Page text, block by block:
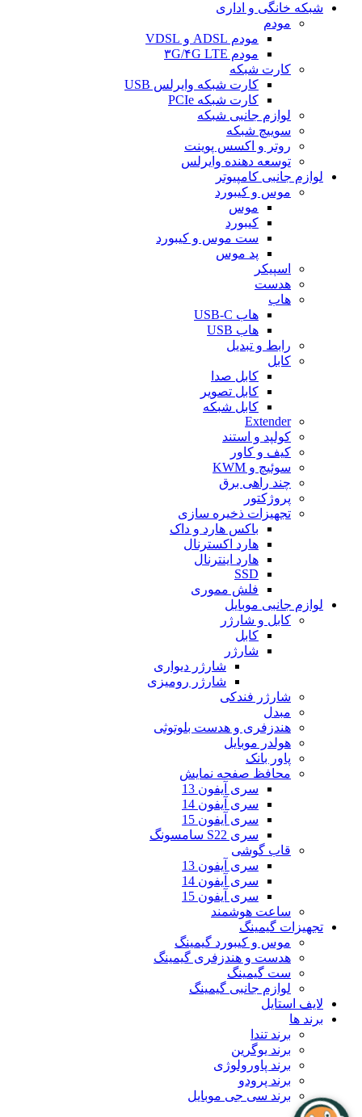
شبکه خانگی و اداری
مودم
مودم ADSL و VDSL
مودم ۳G/۴G LTE
کارت شبکه
کارت شبکه وایرلس USB
کارت شبکه PCIe
لوازم جانبی شبکه
سوییچ شبکه
روتر و اکسس پوینت
توسعه دهنده وایرلس
لوازم جانبی کامپیوتر
موس و کیبورد
موس
کیبورد
ست موس و کیبورد
پد موس
اسپیکر
هدست
هاب
هاب USB-C
هاب USB
رابط و تبدیل
کابل
کابل صدا
کابل تصویر
کابل شبکه
Extender
کولپد و استند
کیف و کاور
سوئیچ و KWM
چند راهی برق
پروژکتور
تجهیزات ذخیره سازی
باکس هارد و داک
هارد اکسترنال
هارد اینترنال
SSD
فلش مموری
لوازم جانبی موبایل
کابل و شارژر
کابل
شارژر
شارژر دیواری
شارژر رومیزی
شارژر فندکی
مبدل
هندزفری و هدست بلوتوثی
هولدر موبایل
پاور بانک
محافظ صفحه نمایش
سری آیفون 13
سری آیفون 14
سری آیفون 15
سری S22 سامسونگ
قاب گوشی
سری آیفون 13
سری آیفون 14
سری آیفون 15
ساعت هوشمند
تجهیزات گیمینگ
موس و کیبورد گیمینگ
هدست و هندزفری گیمینگ
ست گیمینگ
لوازم جانبی گیمینگ
لایف استایل
برند ها
برند تندا
برند یوگرین
برند پاورولوژی
برند پرودو
برند سی جی موبایل
بلاگ